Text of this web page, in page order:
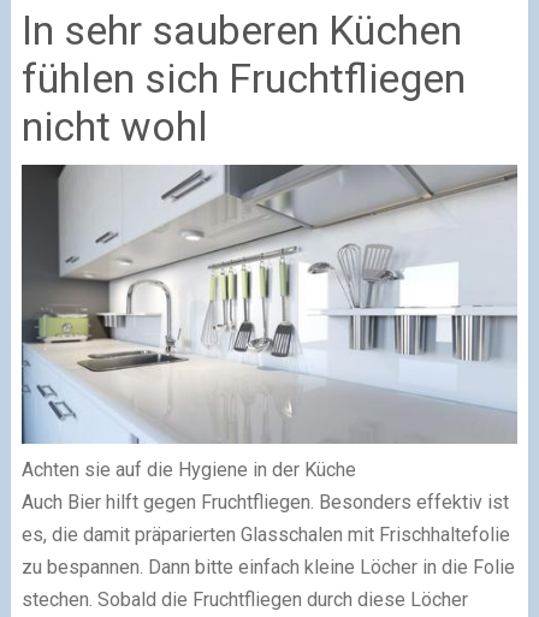
In sehr sauberen Küchen
fühlen sich Fruchtfliegen
nicht wohl
Achten sie auf die Hygiene in der Küche
Auch Bier hilft gegen Fruchtfliegen. Besonders effektiv ist
es, die damit präparierten Glasschalen mit Frischhaltefolie
zu bespannen. Dann bitte einfach kleine Löcher in die Folie
stechen. Sobald die Fruchtfliegen durch diese Löcher